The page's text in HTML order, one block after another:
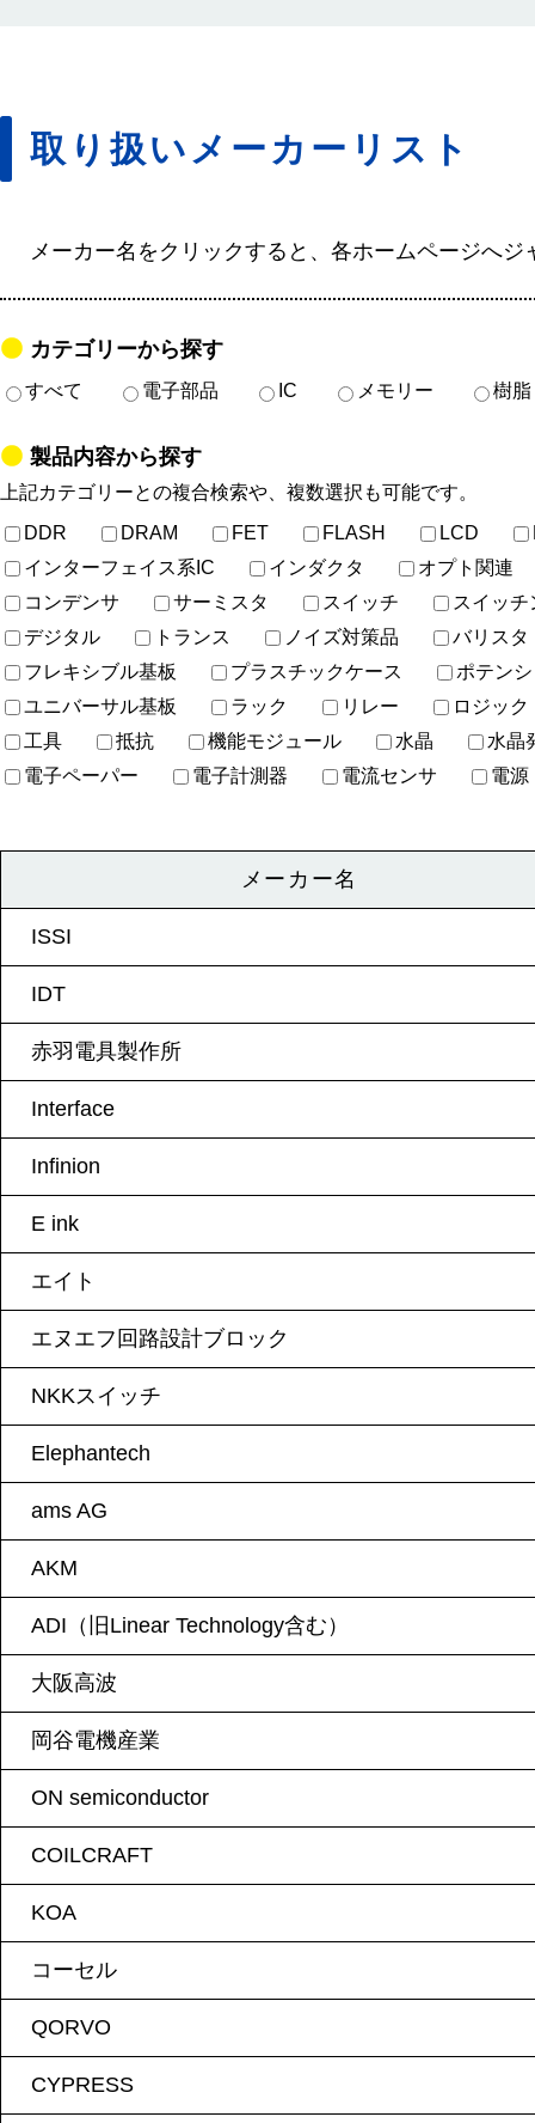
取り扱いメーカーリスト
メーカー名をクリックすると、各ホームページへジ
カテゴリーから探す
すべて 電子部品 IC メモリー 樹脂
製品内容から探す
上記カテゴリーとの複合検索や、複数選択も可能です。
DDR
DRAM FET FLASH LCD
インターフェイス系IC
インダクタ
オプト関連
コンデンサ
サーミスタ スイッチ
スイッチ
デジタル
トランス ノイズ対策品
バリスタ
フレキシブル基板
プラスチックケース
ポテン
ユニバーサル基板
ラック リレー
ロジック
工具
抵抗 機能モジュール 水晶
水晶
電子ペーパー
電子計測器 電流センサ 電源
メーカー名
ISSI
IDT
赤羽電具製作所
Interface
Infinion
E ink
エイト
エヌエフ回路設計ブロック
NKKスイッチ
Elephantech
ams AG
AKM
ADI（旧Linear Technology含む）
大阪高波
岡谷電機産業
ON semiconductor
COILCRAFT
KOA
コーセル
QORVO
CYPRESS